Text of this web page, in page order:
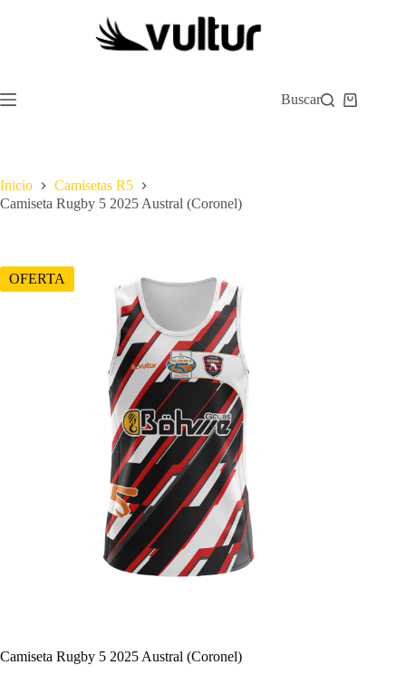
Buscar
Carro
Inicio
Camisetas R5
Camiseta Rugby 5 2025 Austral (Coronel)
OFERTA
Camiseta Rugby 5 2025 Austral (Coronel)